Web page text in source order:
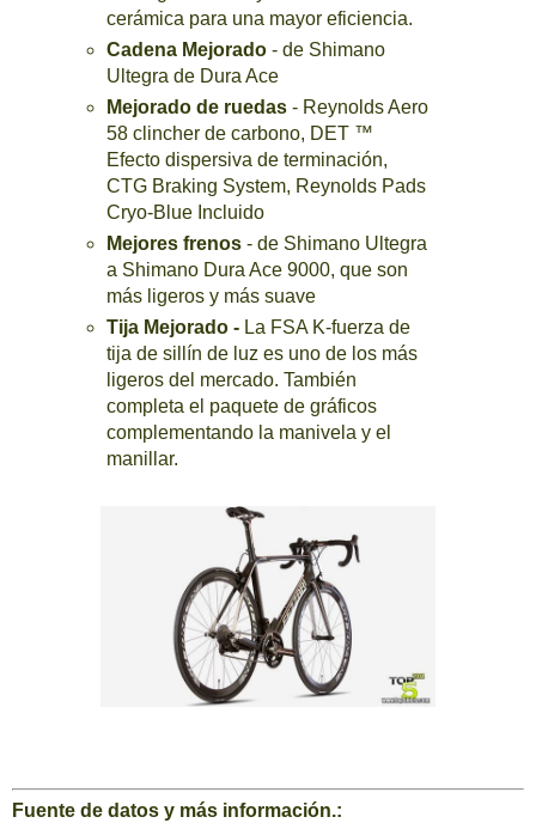
cerámica para una mayor eficiencia.
Cadena Mejorado - de Shimano
Ultegra de Dura Ace
Mejorado de ruedas - Reynolds Aero
58 clincher de carbono, DET ™
Efecto dispersiva de terminación,
CTG Braking System, Reynolds Pads
Cryo-Blue Incluido
Mejores frenos - de Shimano Ultegra
a Shimano Dura Ace 9000, que son
más ligeros y más suave
Tija Mejorado - La FSA K-fuerza de
tija de sillín de luz es uno de los más
ligeros del mercado. También
completa el paquete de gráficos
complementando la manivela y el
manillar.
Fuente de datos y más información.: